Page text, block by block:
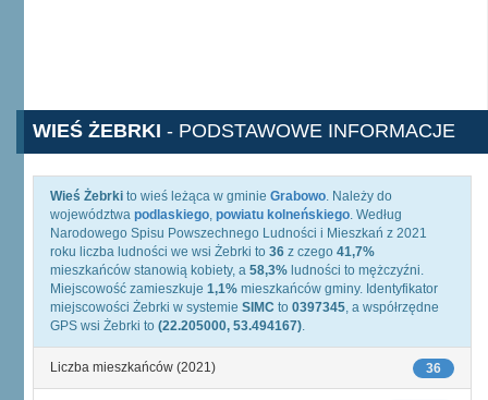
WIEŚ ŻEBRKI - PODSTAWOWE INFORMACJE
Wieś Żebrki to wieś leżąca w gminie Grabowo. Należy do
województwa podlaskiego, powiatu kolneńskiego. Według
Narodowego Spisu Powszechnego Ludności i Mieszkań z 2021
roku liczba ludności we wsi Żebrki to 36 z czego 41,7%
mieszkańców stanowią kobiety, a 58,3% ludności to mężczyźni.
Miejscowość zamieszkuje 1,1% mieszkańców gminy. Identyfikator
miejscowości Żebrki w systemie SIMC to 0397345, a współrzędne
GPS wsi Żebrki to (22.205000, 53.494167).
36
Liczba mieszkańców (2021)